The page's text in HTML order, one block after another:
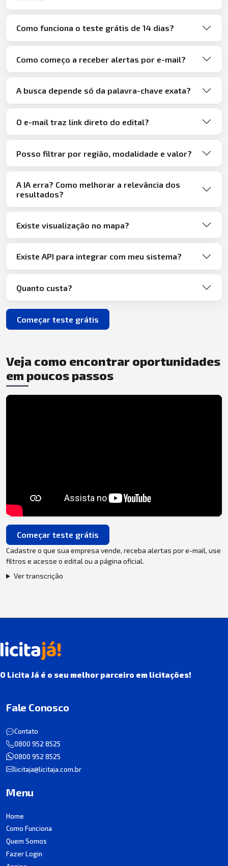
Como funciona o teste grátis de 14 dias?
Como começo a receber alertas por e-mail?
A busca depende só da palavra-chave exata?
O e-mail traz link direto do edital?
Posso filtrar por região, modalidade e valor?
A IA erra? Como melhorar a relevância dos
resultados?
Existe visualização no mapa?
Existe API para integrar com meu sistema?
Quanto custa?
Começar teste grátis
Veja como encontrar oportunidades
em poucos passos
Começar teste grátis
Cadastre o que sua empresa vende, receba alertas por e-mail, use
filtros e acesse o edital ou a página oficial.
Ver transcrição
O Licita Já é o seu melhor parceiro em licitações!
Fale Conosco
Contato
0800 952 8525
0800 952 8525
licitaja@licitaja.com.br
Menu
Home
Como Funciona
Quem Somos
Fazer Login